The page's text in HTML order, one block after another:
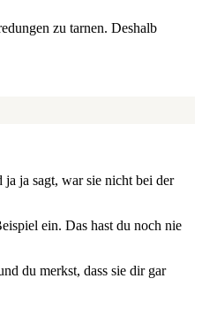
zu tarnen. Deshalb
ja sagt, war sie nicht bei der
ein. Das hast du noch nie
du merkst, dass sie dir gar